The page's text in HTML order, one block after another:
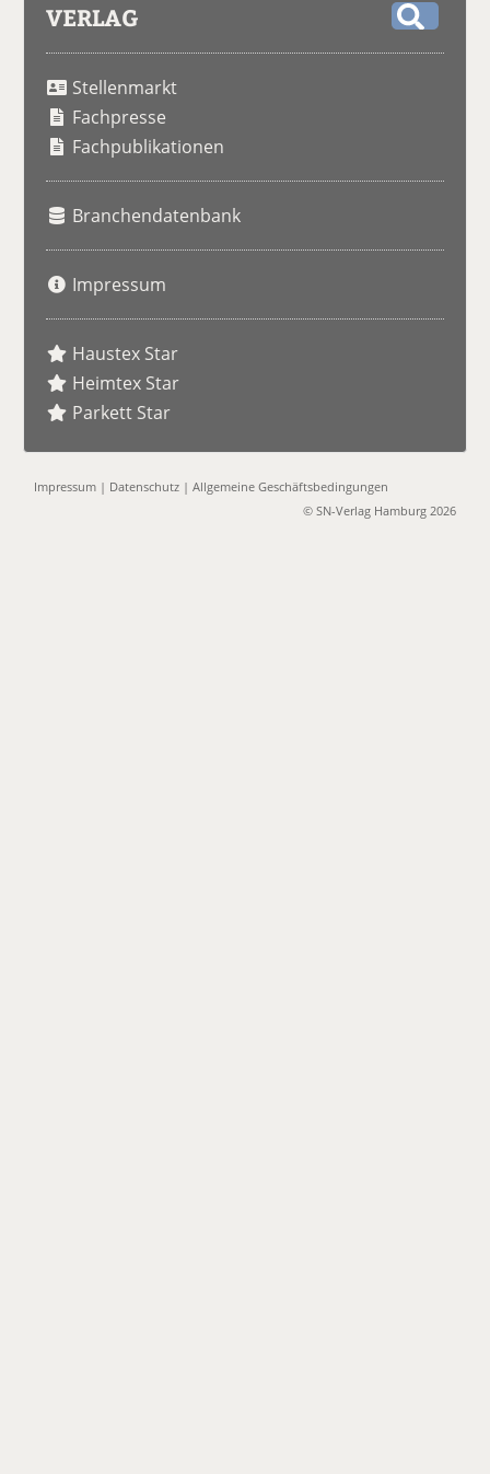
VERLAG
Stellenmarkt
Fachpresse
Fachpublikationen
Branchendatenbank
Impressum
Haustex Star
Heimtex Star
Parkett Star
Impressum | Datenschutz |Allgemeine Geschäftsbedingungen
© SN-Verlag Hamburg 2026